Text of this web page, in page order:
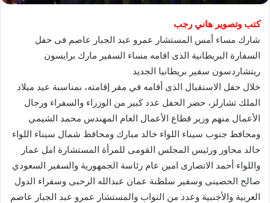
كتب وتصوير هاني رجب
شارك مساء أمس المستشار عمرو عبد الجبار عاصم فى حفل
السفارة البريطانية الذى اقامه مساء السفير مارك برايسون
ريتشاردسون سفير بريطانيا الجديد
خلال حفل الاستقبال الذى أقامه في مقر إقامته، بمناسبة عيد ميلاد
الملك تشارلز، حضر الحفل عدد كبير من الوزراء والسفراء ورجال
الأعمال منهم وزير قطاع الأعمال العام المهندس محمد الشيمي
ومحافظ جنوب سيناء اللواء خالد مبارك ومحافظ شمال سيناء اللواء
خالد محاور ورئيس المجلس القومى للمرأة المستشارة امل عمار
واللواء أحمد الانصارى امين عام رئاسة الجمهورية والسفير السعودي
صالح الحصينى وسفير سلطنة عمان عبدالله الرحبى وسفراء الدول
العربية والأجنبية وعدد من النواب والمستشار عمرو عبد الجبار عاصم